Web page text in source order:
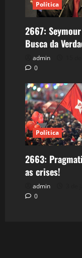
Política
2667:
Busca da
admin
0
Política
2663:
as crises!
admin
0